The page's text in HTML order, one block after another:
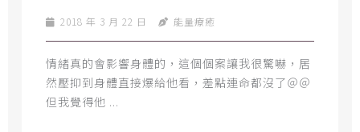
2018 年 3 月 22 日 能量療癒
情緒真的會影響身體的，這個個案讓我很驚嚇，居
然壓抑到身體直接爆給他看，差點連命都沒了＠＠
但我覺得他 ...